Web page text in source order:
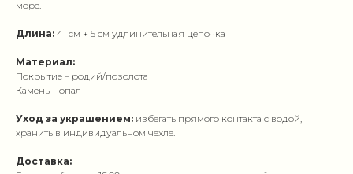
море.
Длина: 41 см + 5 см удлинительная цепочка
Материал:
Покрытие – родий/позолота
Камень – опал
Уход за украшением: избегать прямого контакта с водой,
хранить в индивидуальном чехле.
Доставка: